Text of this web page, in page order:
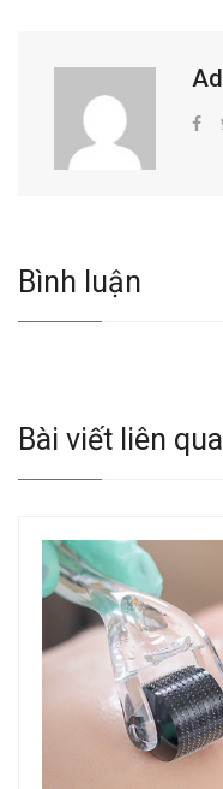
Bình luận
Bài viết liên